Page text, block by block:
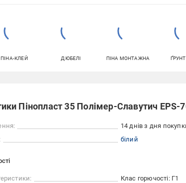
ПІНА-КЛЕЙ ДЮБЕЛІ ПІНА МОНТАЖНА
Пінопласт 35 Полімер-Славутич EPS-
14 днів з дня
білий
Клас горючості: Г1